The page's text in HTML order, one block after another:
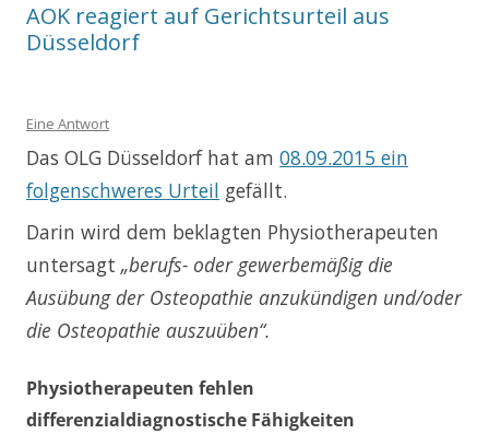
AOK reagiert auf Gerichtsurteil aus
Düsseldorf
Eine Antwort
Das OLG Düsseldorf hat am 08.09.2015 ein
folgenschweres Urteil gefällt.
Darin wird dem beklagten Physiotherapeuten
untersagt „berufs- oder gewerbemäßig die
Ausübung der Osteopathie anzukündigen und/oder
die Osteopathie auszuüben“.
Physiotherapeuten fehlen
differenzialdiagnostische Fähigkeiten